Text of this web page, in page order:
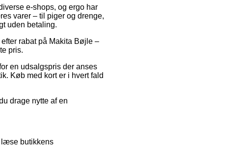
e-shops, og ergo har
varer – til piger og drenge,
uden betaling.
rabat på Makita Bøjle –
pris.
en udsalgspris der anses
Køb med kort er i hvert fald
drage nytte af en
læse butikkens